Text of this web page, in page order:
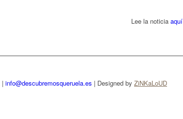
Lee la noticia aquí
| info@descubremosqueruela.es | Designed by ZiNKaLoUD